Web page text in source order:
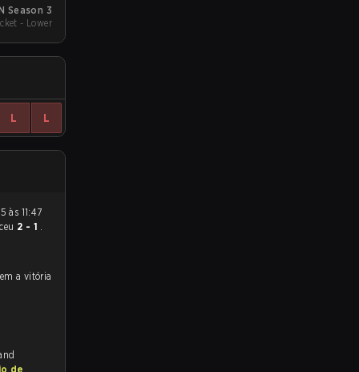
Season 3
- Lower
L L
2 - 1 .
de